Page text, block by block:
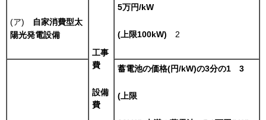
(ア)
自家消費型太
陽光発電設備
工事
費
設備
費
5万円/kW
(上限100kW) 2
蓄電池の価格(円/kW)の3分の1 3
(上限